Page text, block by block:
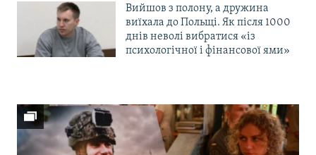
Вийшов з полону, а дружина
виїхала до Польщі. Як після 1000
днів неволі вибратися «із
психологічної і фінансової ями»